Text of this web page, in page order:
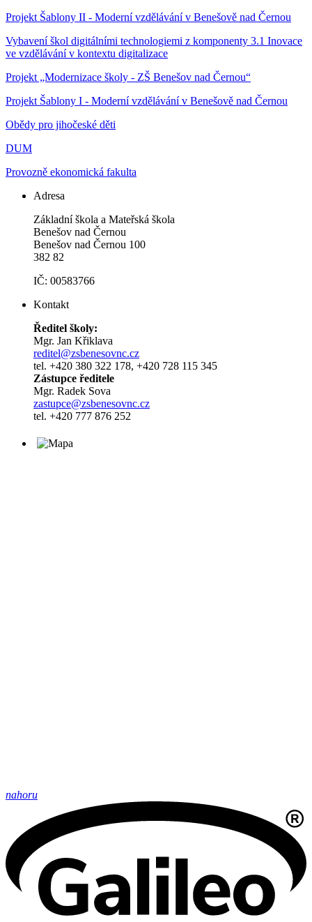
Projekt Šablony II - Moderní vzdělávání v Benešově nad Černou
Vybavení škol digitálními technologiemi z komponenty 3.1 Inovace
ve vzdělávání v kontextu digitalizace
Projekt „Modernizace školy - ZŠ Benešov nad Černou“
Projekt Šablony I - Moderní vzdělávání v Benešově nad Černou
Obědy pro jihočeské děti
DUM
Provozně ekonomická fakulta
Adresa
Základní škola a Mateřská škola
Benešov nad Černou
Benešov nad Černou 100
382 82
IČ: 00583766
Kontakt
Ředitel školy:
Mgr. Jan Křiklava
reditel@zsbenesovnc.cz
tel. +420 380 322 178, +420 728 115 345
Zástupce ředitele
Mgr. Radek Sova
zastupce@zsbenesovnc.cz
tel. +420 777 876 252
nahoru